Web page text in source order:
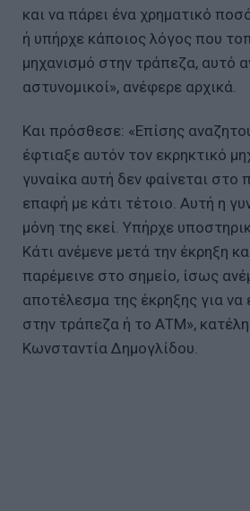
και να πάρει ένα χρηματικό
ή υπήρχε κάποιος λόγος που
μηχανισμό στην τράπεζα, αυτό
αστυνομικοί», ανέφερε αρχικά.
Και πρόσθεσε: «Επίσης
έφτιαξε αυτόν τον εκρηκτικό
γυναίκα αυτή δεν φαίνεται στο
επαφή με κάτι τέτοιο. Αυτή η
μόνη της εκεί. Υπήρχε
Κάτι ανέμενε μετά την έκρηξη
παρέμεινε στο σημείο, ίσως
αποτέλεσμα της έκρηξης για
στην τράπεζα ή το ΑΤΜ»,
Κωνσταντία Δημογλίδου.